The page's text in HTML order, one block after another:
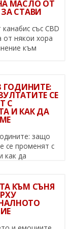
МАСЛО ОТ
СТАВИ
със CBD
от някои хора
към
ГОДИНИТЕ:
СЕ
С
И КАК ДА
защо
се променят с
как да
КЪМ СЪНЯ